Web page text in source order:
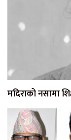
मदिराको नसामा